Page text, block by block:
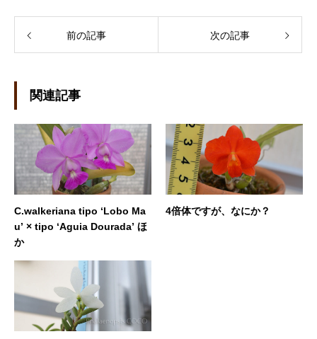
前の記事 次の記事
関連記事
C.walkeriana tipo ‘Lobo Ma
u’ × tipo ‘Aguia Dourada’ ほ
か
4倍体ですが、なにか？